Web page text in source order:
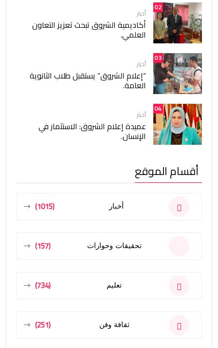
02
أخبار
أكاديمية الشروق تبحث تعزيز التعاون
العلمي.
03
أخبار
“إعلام الشروق” يستقبل طلاب الثانوية
العامة.
04
أخبار
عميدة إعلام الشروق: الاستثمار في
الإنسان.
أقسام الموقع
أخبار (1015)
تحقيقات وحوارات (157)
تعليم (734)
ثقافة وفن (251)